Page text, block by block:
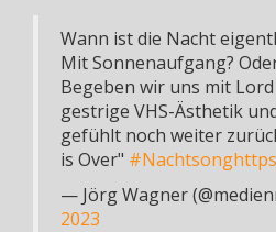
Wann ist die Nacht
Mit Sonnenaufgang?
Begeben wir uns mit
gestrige VHS-Ästhetik
gefühlt noch weiter
is Over" #Nachtsong
— Jörg Wagner
2023